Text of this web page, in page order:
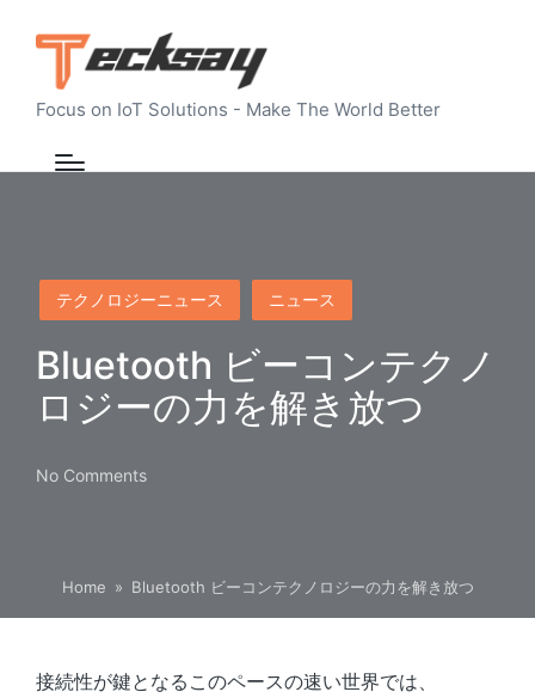
Focus on IoT Solutions - Make The World Better
Posted
in
テクノロジーニュース ニュース
Bluetooth ビーコンテクノ
ロジーの力を解き放つ
No Comments
Home » Bluetooth ビーコンテクノロジーの力を解き放つ
接続性が鍵となるこのペースの速い世界では、